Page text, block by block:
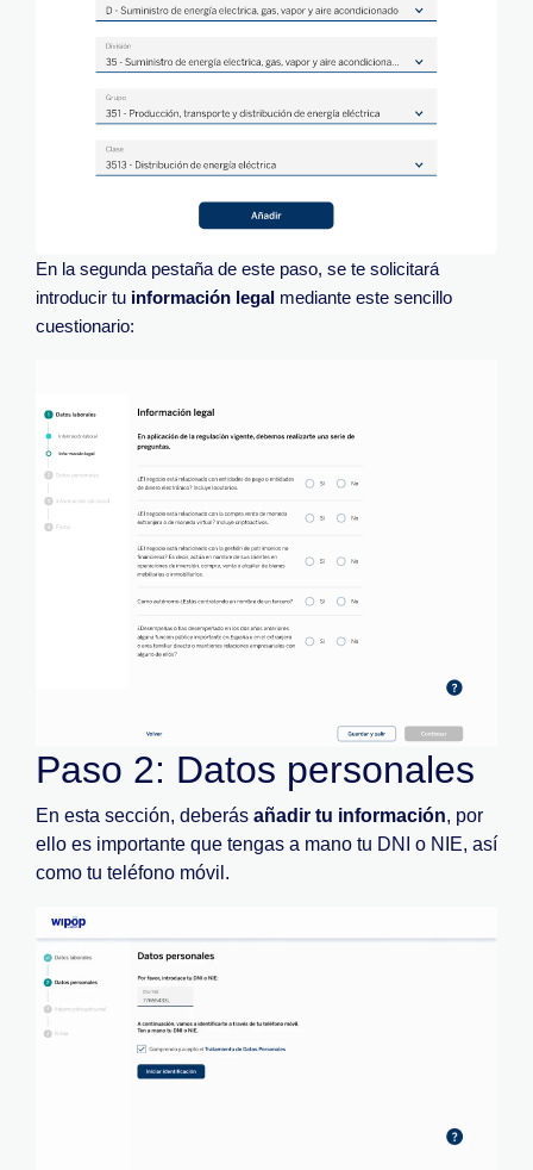
En la segunda pestaña de este paso, se te solicitará
introducir tu información legal mediante este sencillo
cuestionario:
Paso 2: Datos personales
En esta sección, deberás añadir tu información, por
ello es importante que tengas a mano tu DNI o NIE, así
como tu teléfono móvil.